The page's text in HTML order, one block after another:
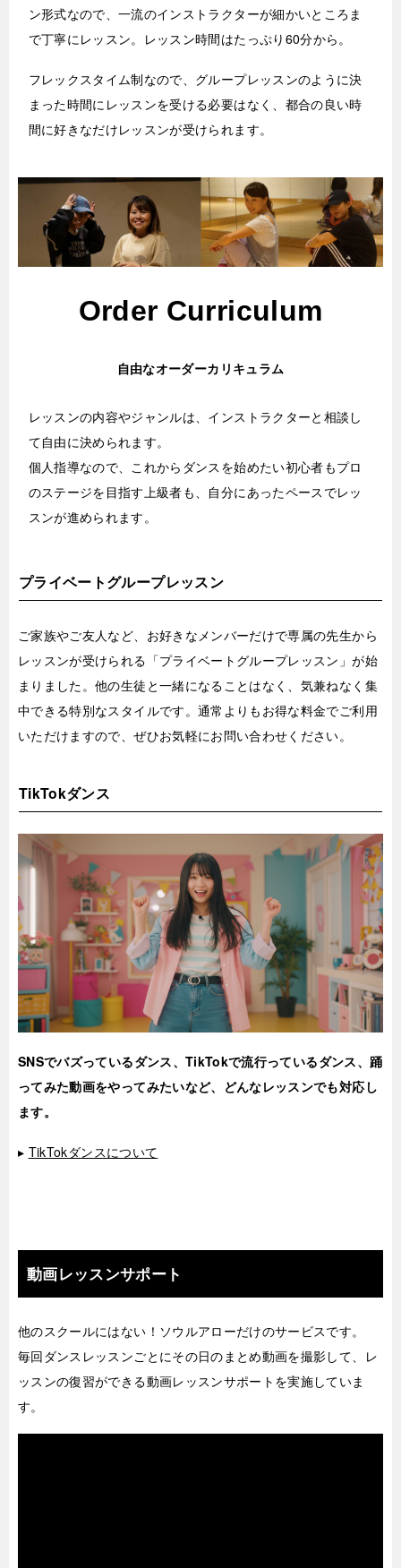
ン形式なので、一流のインストラクターが細かいところま
で丁寧にレッスン。レッスン時間はたっぷり60分から。
フレックスタイム制なので、グループレッスンのように決
まった時間にレッスンを受ける必要はなく、都合の良い時
間に好きなだけレッスンが受けられます。
Order Curriculum
自由なオーダーカリキュラム
レッスンの内容やジャンルは、インストラクターと相談し
て自由に決められます。
個人指導なので、これからダンスを始めたい初心者もプロ
のステージを目指す上級者も、自分にあったペースでレッ
スンが進められます。
プライベートグループレッスン
ご家族やご友人など、お好きなメンバーだけで専属の先生から
レッスンが受けられる「プライベートグループレッスン」が始
まりました。他の生徒と一緒になることはなく、気兼ねなく集
中できる特別なスタイルです。通常よりもお得な料金でご利用
いただけますので、ぜひお気軽にお問い合わせください。
TikTokダンス
SNSでバズっているダンス、TikTokで流行っているダンス、踊
ってみた動画をやってみたいなど、どんなレッスンでも対応し
ます。
▸ TikTokダンスについて
動画レッスンサポート
他のスクールにはない！ソウルアローだけのサービスです。
毎回ダンスレッスンごとにその日のまとめ動画を撮影して、レ
ッスンの復習ができる動画レッスンサポートを実施していま
す。